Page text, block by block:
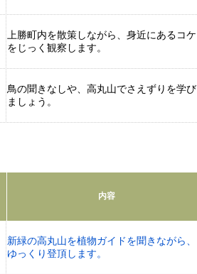
上勝町内を散策しながら、身近にあるコケ
をじっく観察します。
鳥の聞きなしや、高丸山でさえずりを学び
ましょう。
内容
新緑の高丸山を植物ガイドを聞きながら、
ゆっくり登頂します。